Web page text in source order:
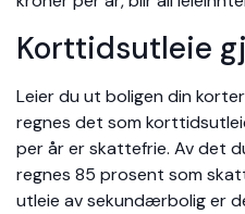
Korttidsutleie
Leier du ut boligen din
regnes det som
per år er skattefrie. Av det
regnes 85 prosent som
utleie av sekundærbolig er